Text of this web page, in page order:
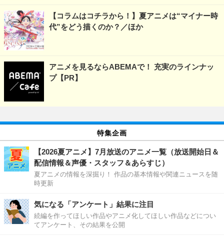
【コラムはコチラから！】夏アニメは“マイナー時
代”をどう描くのか？／ほか
アニメを見るならABEMAで！ 充実のラインナッ
プ【PR】
特集企画
【2026夏アニメ】7月放送のアニメ一覧（放送開始日＆
配信情報＆声優・スタッフ＆あらすじ）
夏アニメの情報を深掘り！ 作品の基本情報や関連ニュースを随
時更新
気になる「アンケート」結果に注目
続編を作ってほしい作品やアニメ化してほしい作品などについ
てアンケート、その結果を公開